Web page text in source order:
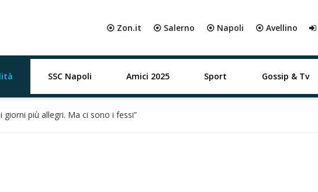
⦿ Zon.it ⦿ Salerno ⦿ Napoli ⦿ Avellino
SSC Napoli Amici 2025 Sport Gossip & Tv
giorni più allegri. Ma ci sono i fessi”